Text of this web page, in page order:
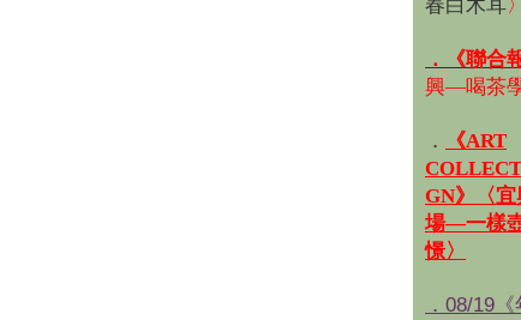
春白木耳〉
．《聯合
興—喝茶
．
《ART
GN》〈
場—一樣
憬〉
．08/19